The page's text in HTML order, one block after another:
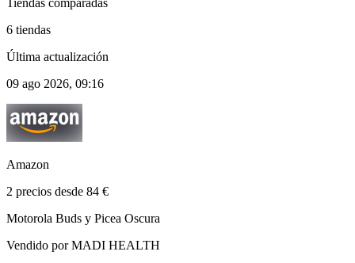
Tiendas comparadas
6 tiendas
Última actualización
09 ago 2026, 09:16
Amazon
2 precios desde 84 €
Motorola Buds y Picea Oscura
Vendido por MADI HEALTH